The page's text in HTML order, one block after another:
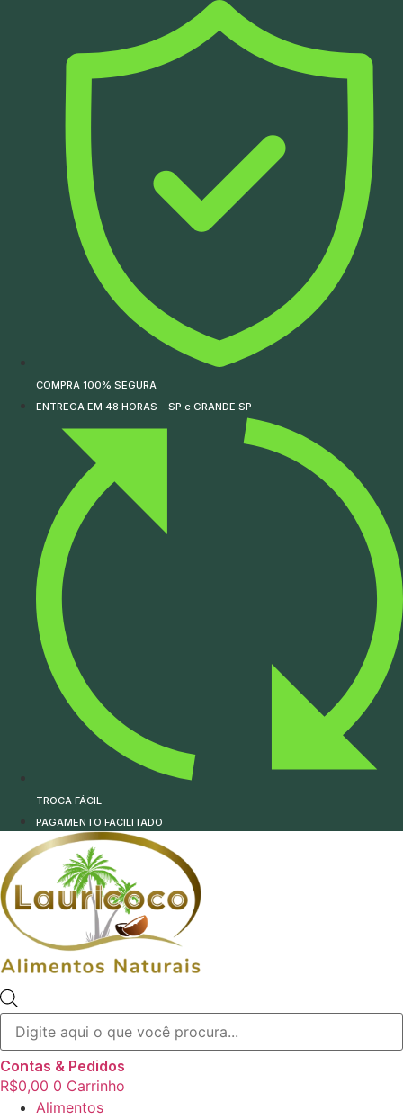
COMPRA 100% SEGURA
ENTREGA EM 48 HORAS - SP e GRANDE SP
TROCA FÁCIL
PAGAMENTO FACILITADO
produtos
Contas & Pedidos
R$0,00 0 Carrinho
Alimentos